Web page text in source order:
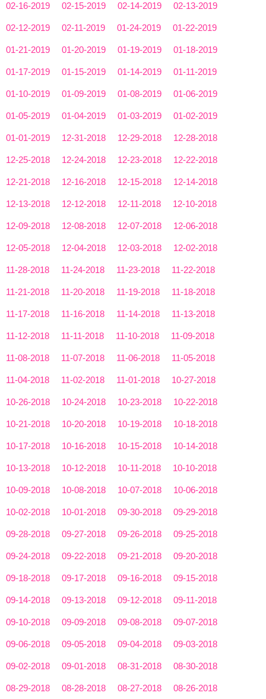
02-16-2019 02-15-2019 02-14-2019 02-13-2019
02-12-2019 02-11-2019 01-24-2019 01-22-2019
01-21-2019 01-20-2019 01-19-2019 01-18-2019
01-17-2019 01-15-2019 01-14-2019 01-11-2019
01-10-2019 01-09-2019 01-08-2019 01-06-2019
01-05-2019 01-04-2019 01-03-2019 01-02-2019
01-01-2019 12-31-2018 12-29-2018 12-28-2018
12-25-2018 12-24-2018 12-23-2018 12-22-2018
12-21-2018 12-16-2018 12-15-2018 12-14-2018
12-13-2018 12-12-2018 12-11-2018 12-10-2018
12-09-2018 12-08-2018 12-07-2018 12-06-2018
12-05-2018 12-04-2018 12-03-2018 12-02-2018
11-28-2018 11-24-2018 11-23-2018 11-22-2018
11-21-2018 11-20-2018 11-19-2018 11-18-2018
11-17-2018 11-16-2018 11-14-2018 11-13-2018
11-12-2018 11-11-2018 11-10-2018 11-09-2018
11-08-2018 11-07-2018 11-06-2018 11-05-2018
11-04-2018 11-02-2018 11-01-2018 10-27-2018
10-26-2018 10-24-2018 10-23-2018 10-22-2018
10-21-2018 10-20-2018 10-19-2018 10-18-2018
10-17-2018 10-16-2018 10-15-2018 10-14-2018
10-13-2018 10-12-2018 10-11-2018 10-10-2018
10-09-2018 10-08-2018 10-07-2018 10-06-2018
10-02-2018 10-01-2018 09-30-2018 09-29-2018
09-28-2018 09-27-2018 09-26-2018 09-25-2018
09-24-2018 09-22-2018 09-21-2018 09-20-2018
09-18-2018 09-17-2018 09-16-2018 09-15-2018
09-14-2018 09-13-2018 09-12-2018 09-11-2018
09-10-2018 09-09-2018 09-08-2018 09-07-2018
09-06-2018 09-05-2018 09-04-2018 09-03-2018
09-02-2018 09-01-2018 08-31-2018 08-30-2018
08-29-2018 08-28-2018 08-27-2018 08-26-2018